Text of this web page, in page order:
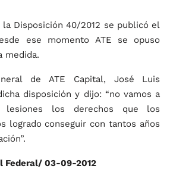
la Disposición 40/2012 se publicó el
ese momento ATE se opuso
medida.
de ATE Capital, José Luis
disposición y dijo: “no vamos a
los derechos que los
logrado conseguir con tantos años
Federal/ 03-09-2012